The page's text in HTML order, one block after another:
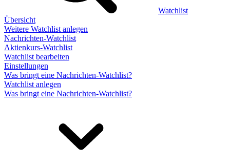
Watchlist
Übersicht
Weitere Watchlist anlegen
Nachrichten-Watchlist
Aktienkurs-Watchlist
Watchlist bearbeiten
Einstellungen
Was bringt eine Nachrichten-Watchlist?
Watchlist anlegen
Was bringt eine Nachrichten-Watchlist?